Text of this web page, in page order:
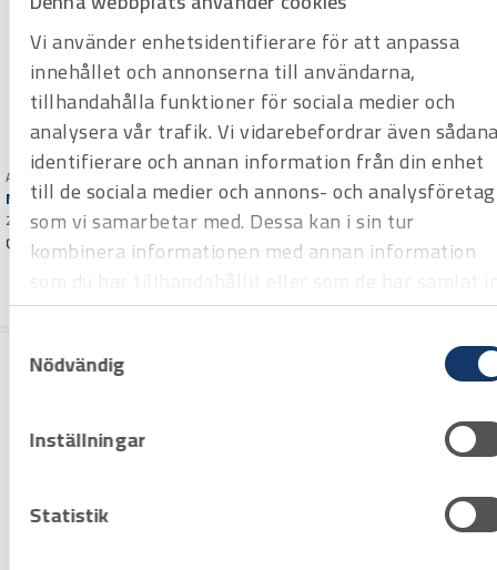
Vi använder enhetsidentifierare för att anpassa
innehållet och annonserna till användarna,
tillhandahålla funktioner för sociala medier och
analysera vår trafik. Vi vidarebefordrar även sådana
identifierare och annan information från din enhet
till de sociala medier och annons- och analysföretag
som vi samarbetar med. Dessa kan i sin tur
kombinera informationen med annan information
när du har använt deras tjänster.
Nödvändig
Inställningar
Statistik
Art.nr 3101525
Meterstock Hultafors 59
2 m
Offertpris
Art.nr 3101526
Meterstock Longlife Plus
Wiha
2 m
Offertpris
Varuko